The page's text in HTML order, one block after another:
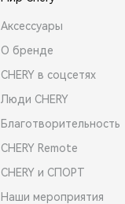
Аксессуары
О бренде
CHERY в соцсетях
Люди CHERY
Благотворительность
CHERY Remote
CHERY и СПОРТ
Наши мероприятия